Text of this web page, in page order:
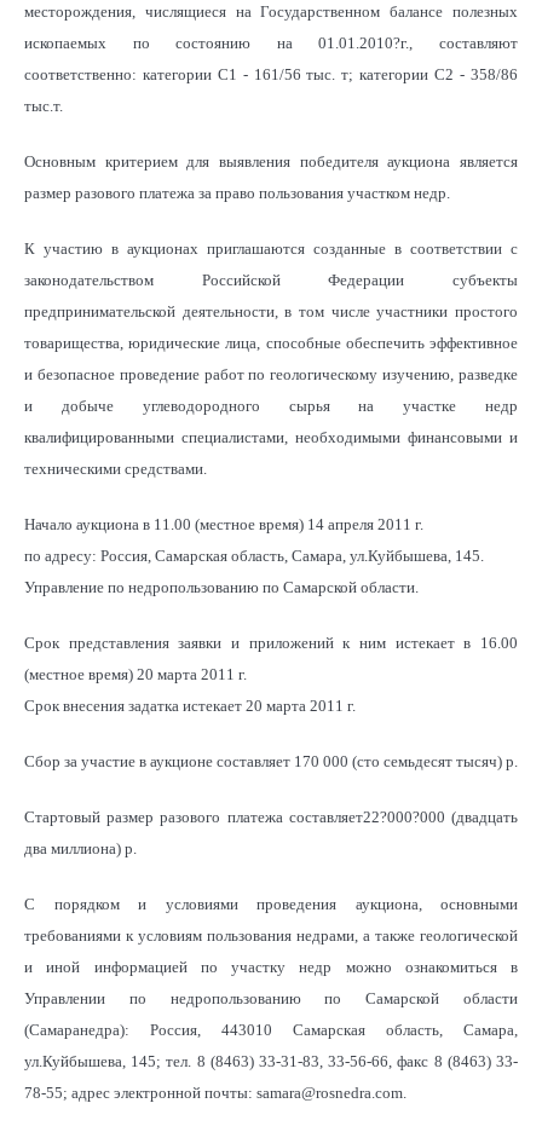
месторождения, числящиеся на Государственном балансе полезных
ископаемых по состоянию на 01.01.2010?г., составляют
соответственно: категории С1 - 161/56 тыс. т; категории С2 - 358/86
тыс.т.
Основным критерием для выявления победителя аукциона является
размер разового платежа за право пользования участком недр.
К участию в аукционах приглашаются созданные в соответствии с
законодательством Российской Федерации субъекты
предпринимательской деятельности, в том числе участники простого
товарищества, юридические лица, способные обеспечить эффективное
и безопасное проведение работ по геологическому изучению, разведке
и добыче углеводородного сырья на участке недр
квалифицированными специалистами, необходимыми финансовыми и
техническими средствами.
Начало аукциона в 11.00 (местное время) 14 апреля 2011 г.
по адресу: Россия, Самарская область, Самара, ул.Куйбышева, 145.
Управление по недропользованию по Самарской области.
Срок представления заявки и приложений к ним истекает в 16.00
(местное время) 20 марта 2011 г.
Срок внесения задатка истекает 20 марта 2011 г.
Сбор за участие в аукционе составляет 170 000 (сто семьдесят тысяч) р.
Стартовый размер разового платежа составляет22?000?000 (двадцать
два миллиона) р.
С порядком и условиями проведения аукциона, основными
требованиями к условиям пользования недрами, а также геологической
и иной информацией по участку недр можно ознакомиться в
Управлении по недропользованию по Самарской области
(Самаранедра): Россия, 443010 Самарская область, Самара,
ул.Куйбышева, 145; тел. 8 (8463) 33-31-83, 33-56-66, факс 8 (8463) 33-
78-55; адрес электронной почты: samara@rosnedra.cоm.